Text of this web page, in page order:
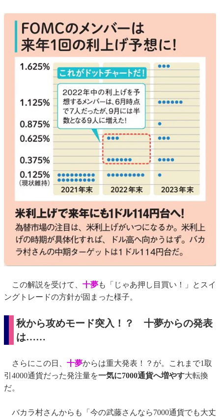
この解説を受けて、 十夢も「じゃあ押し目買い！」とスイ
ングトレードの方針が固まった様子。
秋から攻めモード突入！？ 十夢からの発表
は……
さらにこの日、 十夢からは重大発表！？が。これまで1取
引4000通貨だった発注量を一気に7000通貨へ増やす大転換
だ。
バカラ村さんからも「今の武藤さんなら7000通貨でも大丈